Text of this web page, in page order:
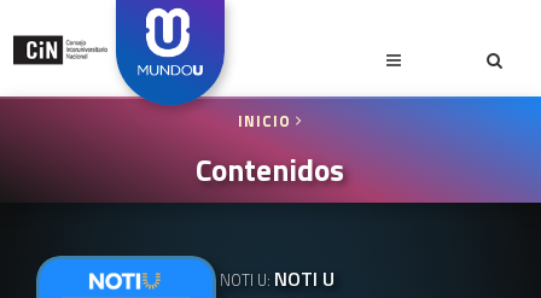
INICIO
Contenidos
NOTI U: NOTI U